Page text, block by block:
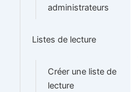
administrateurs
Listes de lecture
Créer une liste de
lecture